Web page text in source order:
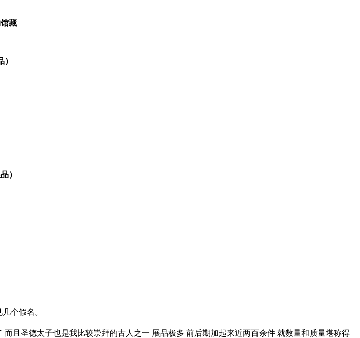
藏
）
个假名。
且圣德太子也是我比较崇拜的古人之一 展品极多 前后期加起来近两百余件 就数量和质量堪称得